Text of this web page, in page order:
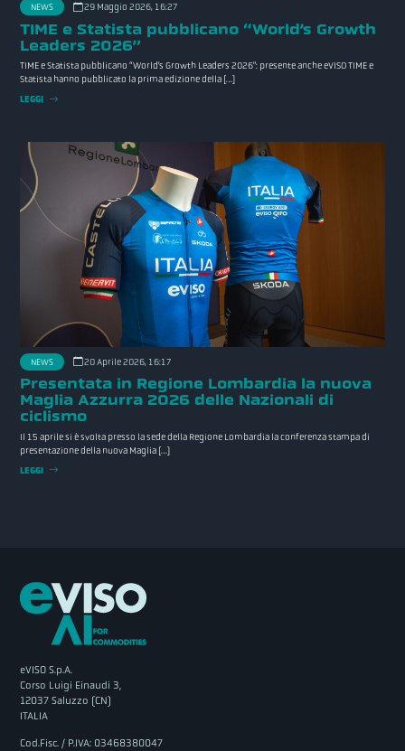
NEWS 29 Maggio 2026, 16:27
TIME e Statista pubblicano “World’s Growth
Leaders 2026”
TIME e Statista pubblicano “World’s Growth Leaders 2026”: presente anche eVISO TIME e
Statista hanno pubblicato la prima edizione della […]
LEGGI
NEWS 20 Aprile 2026, 16:17
Presentata in Regione Lombardia la nuova
Maglia Azzurra 2026 delle Nazionali di
ciclismo
Il 15 aprile si è svolta presso la sede della Regione Lombardia la conferenza stampa di
presentazione della nuova Maglia […]
LEGGI
eVISO S.p.A.
Corso Luigi Einaudi 3,
12037 Saluzzo (CN)
ITALIA
Cod.Fisc. / P.IVA: 03468380047